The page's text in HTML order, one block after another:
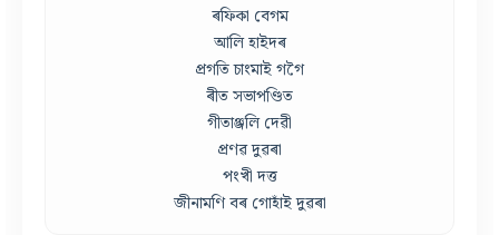
ৰফিকা বেগম
আলি হাইদৰ
প্ৰগতি চাংমাই গগৈ
ৰীত সভাপণ্ডিত
গীতাঞ্জলি দেৱী
প্ৰণৱ দুৱৰা
পংখী দত্ত
জীনামণি বৰ গোহাঁই দুৱৰা